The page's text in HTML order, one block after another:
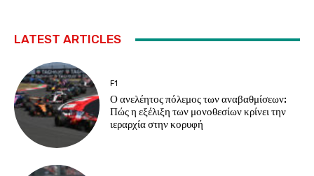
LATEST ARTICLES
F1
Ο ανελέητος πόλεμος των αναβαθμίσεων:
Πώς η εξέλιξη των μονοθεσίων κρίνει την
ιεραρχία στην κορυφή